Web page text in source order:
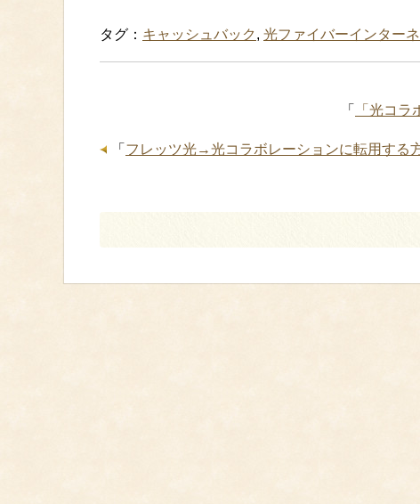
タグ： キャッシュバック , 光ファイバーインターネ
「 「光コ
「 フレッツ光→光コラボレーションに転用する